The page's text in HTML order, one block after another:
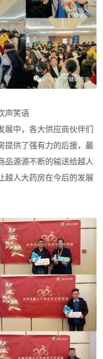
声笑语
中，各大供应商伙伴们
提供了强有力的后援，最
品源源不断的输送给越人
越人大药房在今后的发展